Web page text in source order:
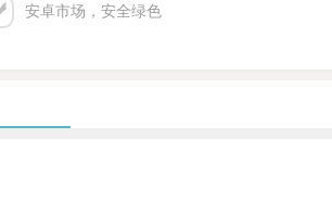
安卓市场，安全绿色